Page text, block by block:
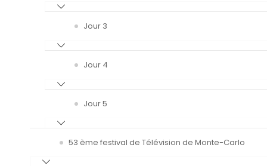
Jour 3
Jour 4
Jour 5
53 ème festival de Télévision de Monte-Carlo